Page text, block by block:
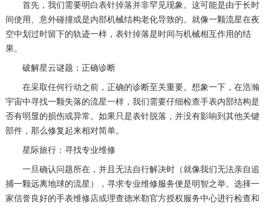
首先，我们需要明白表针掉落并非罕见现象。这可能是由于长时
间使用、意外碰撞或是内部机械结构老化导致的。就像一颗流星在夜
空中划过时留下的轨迹一样，表针掉落是时间与机械相互作用的结
果。
破解星云谜题：正确诊断
在采取任何行动之前，正确的诊断至关重要。想象一下，在浩瀚
宇宙中寻找一颗失落的流星一样，我们需要仔细检查手表内部结构是
否有明显的损伤或异常。如果只是表针脱落，并没有影响到其他关键
部件，那么修复起来相对简单。
星际旅行：寻找专业维修
一旦确认问题所在，并且无法自行解决时（就像我们无法亲自追
捕一颗远离地球的流星），寻求专业维修服务便是明智之举。选择一
家信誉良好的手表维修店或理查德米勒官方授权服务中心进行检查和